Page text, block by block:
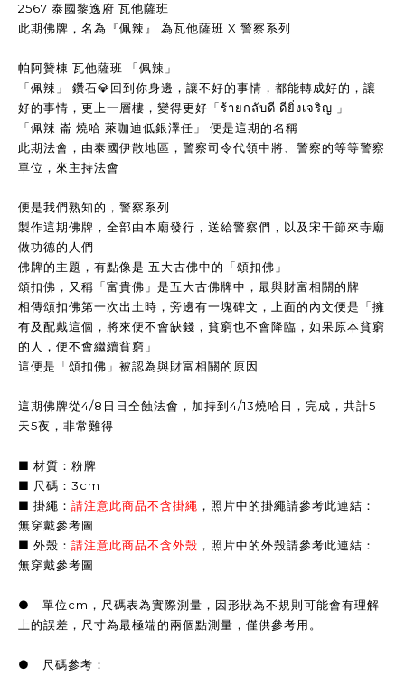
2567 泰國黎逸府 瓦他薩班
此期佛牌，名為『佩辣』 為瓦他薩班 X 警察系列
帕阿贊棟 瓦他薩班 「佩辣」
「佩辣」 鑽石💎回到你身邊，讓不好的事情，都能轉成好的，讓
好的事情，更上一層樓，變得更好「ร้ายกลับดี ดียิ่งเจริญ 」
「佩辣 崙 燒哈 萊咖迪低銀澤任」 便是這期的名稱
此期法會，由泰國伊散地區，警察司令代領中將、警察的等等警察
單位，來主持法會
便是我們熟知的，警察系列
製作這期佛牌，全部由本廟發行，送給警察們，以及宋干節來寺廟
做功德的人們
佛牌的主題，有點像是 五大古佛中的「頌扣佛」
頌扣佛，又稱「富貴佛」是五大古佛牌中，最與財富相關的牌
相傳頌扣佛第一次出土時，旁邊有一塊碑文，上面的內文便是「擁
有及配戴這個，將來便不會缺錢，貧窮也不會降臨，如果原本貧窮
的人，便不會繼續貧窮」
這便是「頌扣佛」被認為與財富相關的原因
這期佛牌從4/8日日全蝕法會，加持到4/13燒哈日，完成，共計5
天5夜，非常難得
■ 材質：粉牌
■ 尺碼：3cm
■ 掛繩： 請注意此商品不含掛繩 ，照片中的掛繩請參考此連結：
無穿戴參考圖
■ 外殼： 請注意此商品不含外殼 ，照片中的外殼請參考此連結：
無穿戴參考圖
● 單位cm，尺碼表為實際測量，因形狀為不規則可能會有理解
上的誤差，尺寸為最極端的兩個點測量，僅供參考用。
● 尺碼參考：